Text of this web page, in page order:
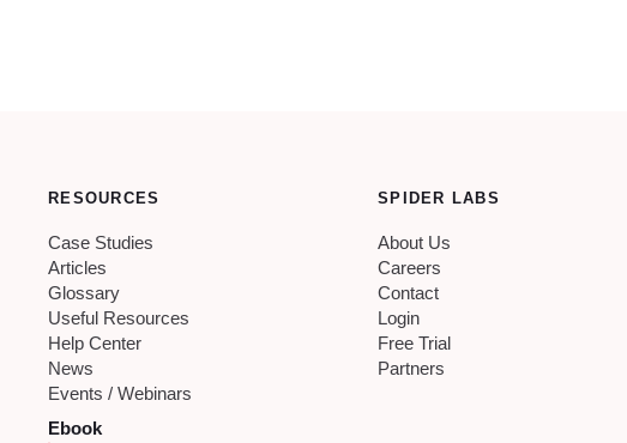
RESOURCES
Case Studies
Articles
Glossary
Useful Resources
Help Center
News
Events / Webinars
Ebook
SPIDER LABS
About Us
Careers
Contact
Login
Free Trial
Partners